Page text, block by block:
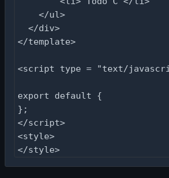
    </ul>
  </div>
</template>
<script type = "text/
export default {
};
</script>
<style>
</style>